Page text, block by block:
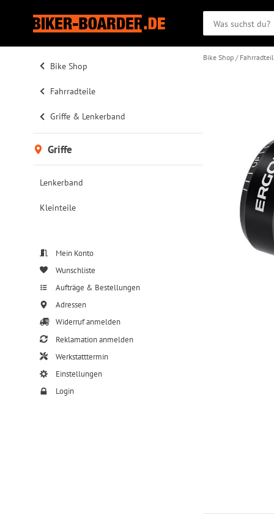
Bike Shop
Fahrradteile
Griffe & Lenkerband
Griffe
Lenkerband
Kleinteile
Mein Konto
Wunschliste
Aufträge & Bestellungen
Adressen
Widerruf anmelden
Reklamation anmelden
Werkstatttermin
Einstellungen
Login
Bike Shop